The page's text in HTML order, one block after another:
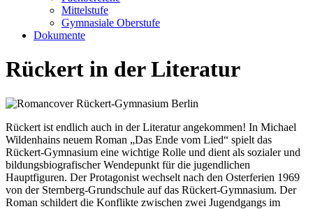
Mittelstufe
Gymnasiale Oberstufe
Dokumente
Rückert in der Literatur
Rückert ist endlich auch in der Literatur angekommen! In Michael
Wildenhains neuem Roman „Das Ende vom Lied“ spielt das
Rückert-Gymnasium eine wichtige Rolle und dient als sozialer und
bildungsbiografischer Wendepunkt für die jugendlichen
Hauptfiguren. Der Protagonist wechselt nach den Osterferien 1969
von der Sternberg-Grundschule auf das Rückert-Gymnasium. Der
Roman schildert die Konflikte zwischen zwei Jugendgangs im